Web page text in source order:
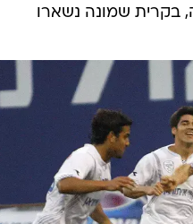
בקרית שמונה נשארו